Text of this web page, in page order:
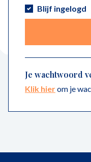
Blijf ingelogd
Je wachtwoord
Klik hierom je